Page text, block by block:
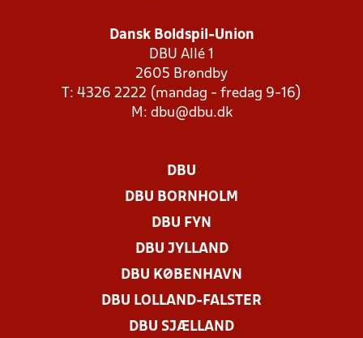
Dansk Boldspil-Union
DBU Allé 1
2605 Brøndby
T: 4326 2222 (mandag - fredag 9-16)
M: dbu@dbu.dk
DBU
DBU BORNHOLM
DBU FYN
DBU JYLLAND
DBU KØBENHAVN
DBU LOLLAND-FALSTER
DBU SJÆLLAND